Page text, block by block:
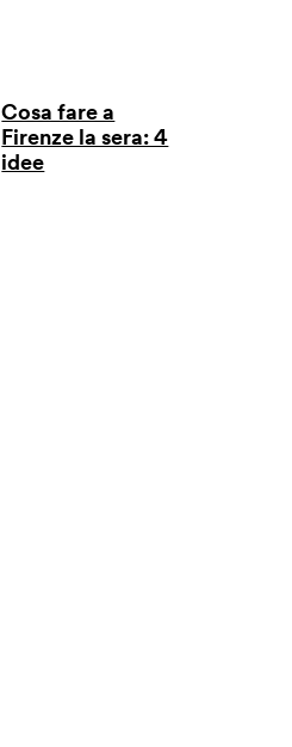
Cosa fare a
Firenze la sera: 4
idee